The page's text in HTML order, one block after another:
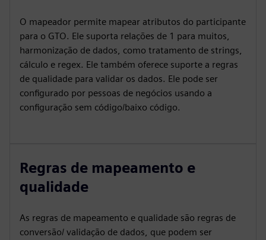
O mapeador permite mapear atributos do participante
para o GTO. Ele suporta relações de 1 para muitos,
harmonização de dados, como tratamento de strings,
cálculo e regex. Ele também oferece suporte a regras
de qualidade para validar os dados. Ele pode ser
configurado por pessoas de negócios usando a
configuração sem código/baixo código.
Regras de mapeamento e
qualidade
As regras de mapeamento e qualidade são regras de
conversão/ validação de dados, que podem ser